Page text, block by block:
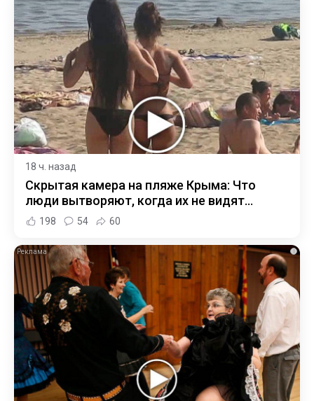
18 ч. назад
Скрытая камера на пляже Крыма: Что
люди вытворяют, когда их не видят...
198 54 60
i